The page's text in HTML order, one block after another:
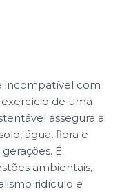
incompatível com
de uma
assegura a
água, flora e
É
ambientais,
ridículo e